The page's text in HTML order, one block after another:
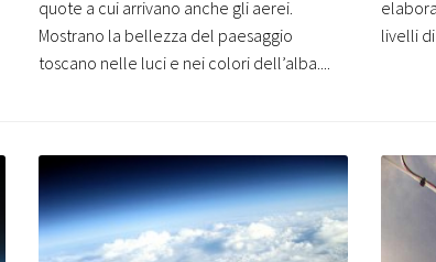
quote a cui arrivano anche gli aerei.
Mostrano la bellezza del paesaggio
toscano nelle luci e nei colori dell’alba....
livelli